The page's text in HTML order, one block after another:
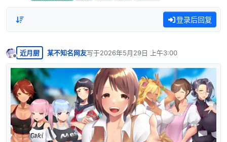
登录后回复
离线
近月厨 某不知名网友写于2026年5月29日 上午3:00
最后由 编辑